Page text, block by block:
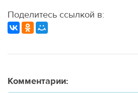
Поделитесь ссылкой в:
Комментарии: